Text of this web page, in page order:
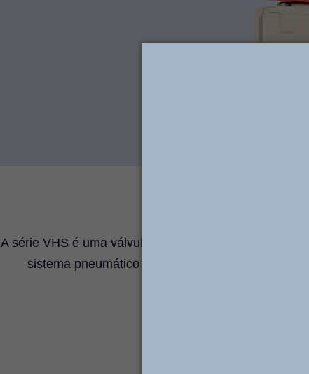
A série VHS é uma válvula de segurança de
sistema pneumático durante manutenções. Sua